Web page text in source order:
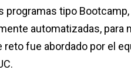
tipo
automatizadas, para
fue abordado por el